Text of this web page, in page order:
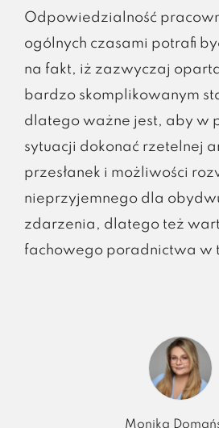
Odpowiedzialność
ogólnych czasami potrafi
na fakt, iż zazwyczaj
bardzo skomplikowanym
dlatego ważne jest, aby w
sytuacji dokonać rzetelnej
przesłanek i możliwości
nieprzyjemnego dla
zdarzenia, dlatego też
fachowego poradnictwa w
Monika